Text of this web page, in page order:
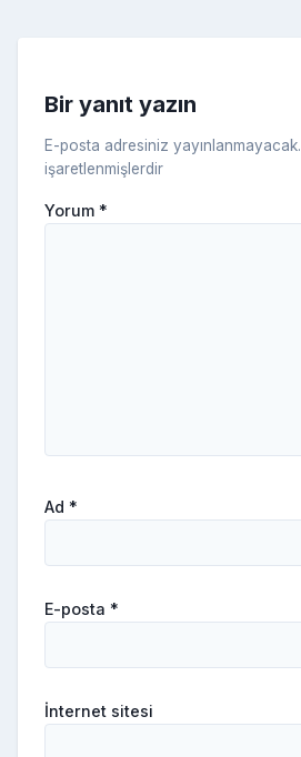
ki
Bir yanıt yazın
E-posta adresiniz yayınlanmayacak.
işaretlenmişlerdir
Yorum *
Ad *
E-posta *
İnternet sitesi